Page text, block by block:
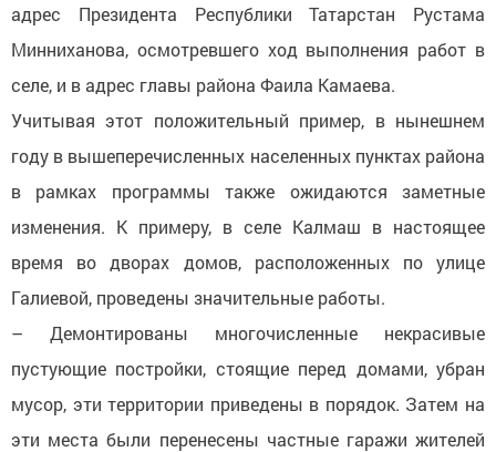
адрес Президента Республики Татарстан Рустама
Минниханова, осмотревшего ход выполнения работ в
селе, и в адрес главы района Фаила Камаева.
Учитывая этот положительный пример, в нынешнем
году в вышеперечисленных населенных пунктах района
в рамках программы также ожидаются заметные
изменения. К примеру, в селе Калмаш в настоящее
время во дворах домов, расположенных по улице
Галиевой, проведены значительные работы.
– Демонтированы многочисленные некрасивые
пустующие постройки, стоящие перед домами, убран
мусор, эти территории приведены в порядок. Затем на
эти места были перенесены частные гаражи жителей